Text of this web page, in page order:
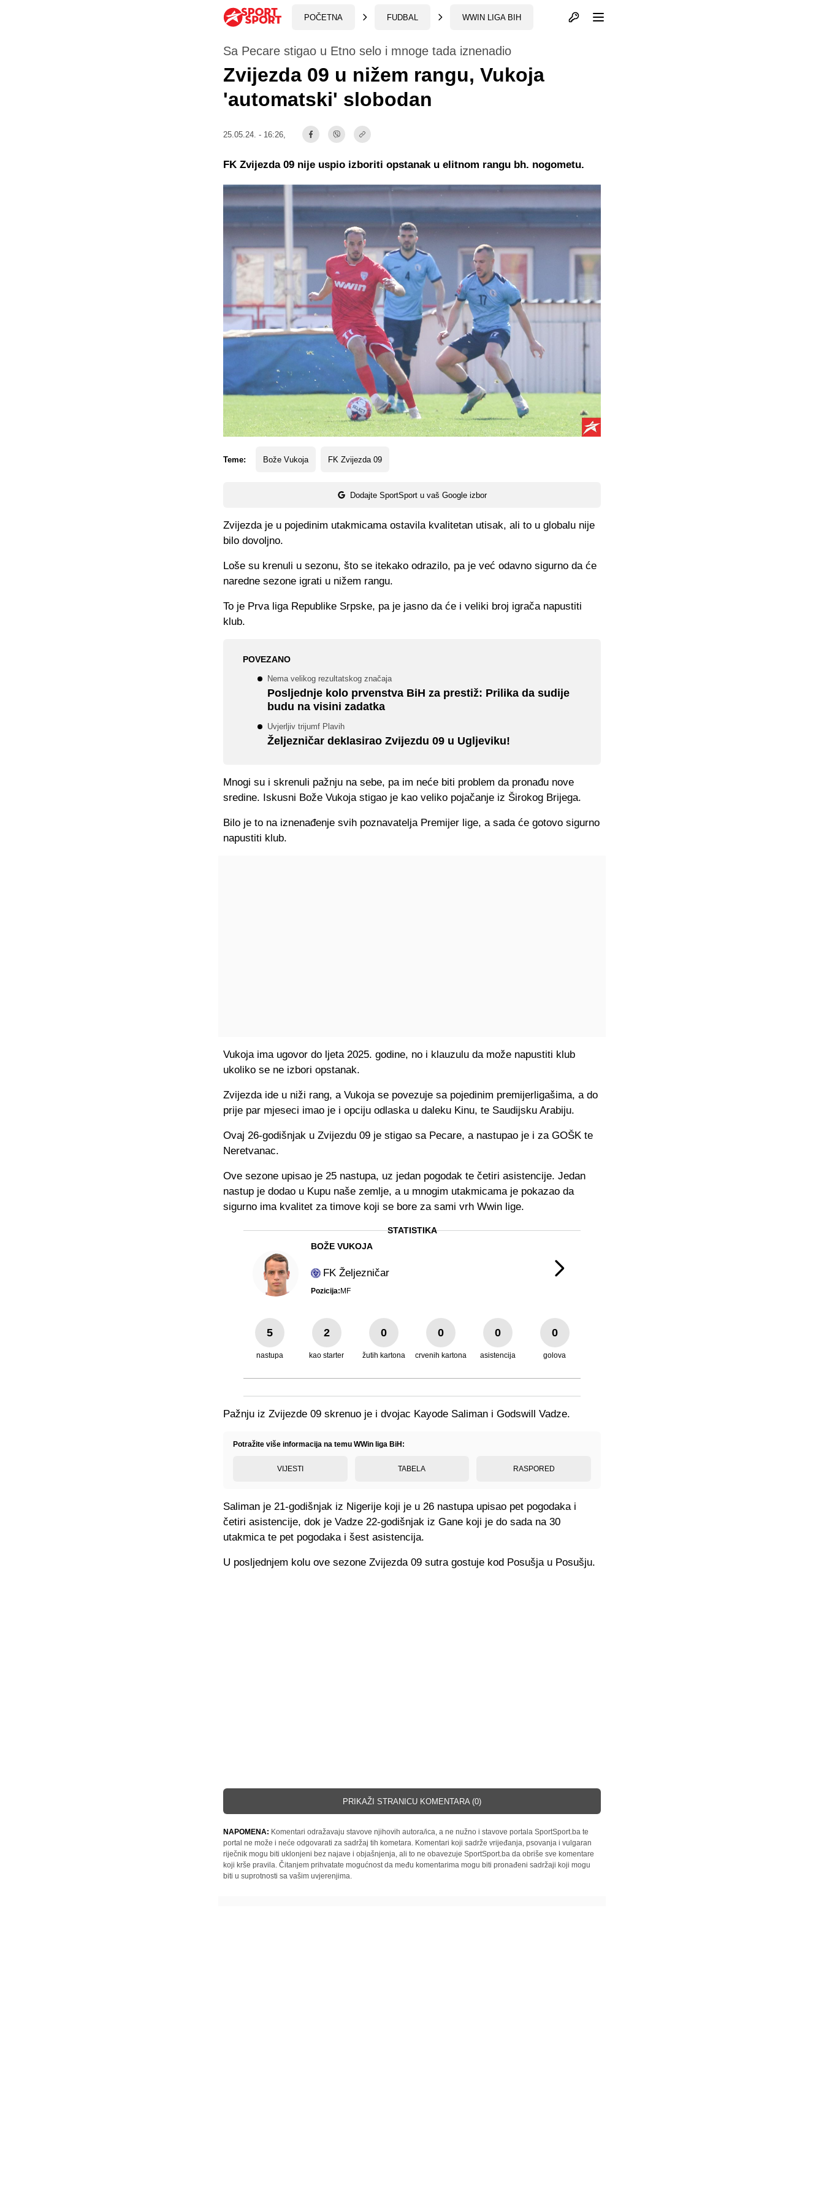
POČETNA FUDBAL WWIN LIGA BIH Otvori profil
Sa Pecare stigao u Etno selo i mnoge tada iznenadio
Zvijezda 09 u nižem rangu, Vukoja
'automatski' slobodan
25.05.24. - 16:26,
Teme: Bože Vukoja FK Zvijezda 09
Dodajte SportSport u vaš Google izbor
FK Zvijezda 09 nije uspio izboriti opstanak u elitnom rangu bh. nogometu.
Zvijezda je u pojedinim utakmicama ostavila kvalitetan utisak, ali to u globalu nije
bilo dovoljno.
Loše su krenuli u sezonu, što se itekako odrazilo, pa je već odavno sigurno da će
naredne sezone igrati u nižem rangu.
To je Prva liga Republike Srpske, pa je jasno da će i veliki broj igrača napustiti
klub.
POVEZANO
Nema velikog rezultatskog značaja
Posljednje kolo prvenstva BiH za prestiž: Prilika da sudije
budu na visini zadatka
Uvjerljiv trijumf Plavih
Željezničar deklasirao Zvijezdu 09 u Ugljeviku!
Mnogi su i skrenuli pažnju na sebe, pa im neće biti problem da pronađu nove
sredine. Iskusni Bože Vukoja stigao je kao veliko pojačanje iz Širokog Brijega.
Bilo je to na iznenađenje svih poznavatelja Premijer lige, a sada će gotovo sigurno
napustiti klub.
Vukoja ima ugovor do ljeta 2025. godine, no i klauzulu da može napustiti klub
ukoliko se ne izbori opstanak.
Zvijezda ide u niži rang, a Vukoja se povezuje sa pojedinim premijerligašima, a do
prije par mjeseci imao je i opciju odlaska u daleku Kinu, te Saudijsku Arabiju.
Ovaj 26-godišnjak u Zvijezdu 09 je stigao sa Pecare, a nastupao je i za GOŠK te
Neretvanac.
Ove sezone upisao je 25 nastupa, uz jedan pogodak te četiri asistencije. Jedan
nastup je dodao u Kupu naše zemlje, a u mnogim utakmicama je pokazao da
sigurno ima kvalitet za timove koji se bore za sami vrh Wwin lige.
BOŽE VUKOJA
FK Željezničar
Pozicija: MF
STATISTIKA
5
nastupa
2
kao starter
0
žutih kartona
0
crvenih kartona
0
asistencija
0
golova
Pažnju iz Zvijezde 09 skrenuo je i dvojac Kayode Saliman i Godswill Vadze.
Potražite više informacija na temu WWin liga BiH:
VIJESTI TABELA RASPORED
Saliman je 21-godišnjak iz Nigerije koji je u 26 nastupa upisao pet pogodaka i
četiri asistencije, dok je Vadze 22-godišnjak iz Gane koji je do sada na 30
utakmica te pet pogodaka i šest asistencija.
U posljednjem kolu ove sezone Zvijezda 09 sutra gostuje kod Posušja u Posušju.
PRIKAŽI STRANICU KOMENTARA (0)
NAPOMENA: Komentari odražavaju stavove njihovih autora/ica, a ne nužno i stavove portala SportSport.ba te
portal ne može i neće odgovarati za sadržaj tih kometara. Komentari koji sadrže vrijeđanja, psovanja i vulgaran
riječnik mogu biti uklonjeni bez najave i objašnjenja, ali to ne obavezuje SportSport.ba da obriše sve komentare
koji krše pravila. Čitanjem prihvatate mogućnost da među komentarima mogu biti pronađeni sadržaji koji mogu
biti u suprotnosti sa vašim uvjerenjima.